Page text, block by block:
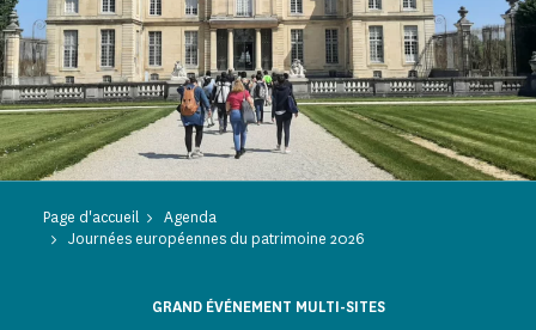
Page d'accueil
Agenda
Journées européennes du patrimoine 2026
GRAND ÉVÉNEMENT MULTI-SITES